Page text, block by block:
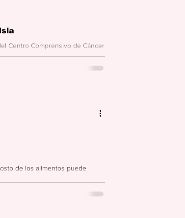
Centro Comprensivo de Cáncer
de los alimentos puede